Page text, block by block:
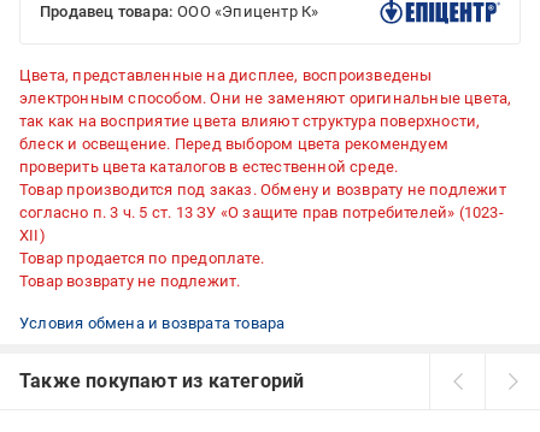
Продавец товара: ООО «Эпицентр К»
Цвета, представленные на дисплее, воспроизведены
электронным способом. Они не заменяют оригинальные цвета,
так как на восприятие цвета влияют структура поверхности,
блеск и освещение. Перед выбором цвета рекомендуем
проверить цвета каталогов в естественной среде.
Товар производится под заказ. Обмену и возврату не подлежит
согласно п. 3 ч. 5 ст. 13 ЗУ «О защите прав потребителей» (1023-
XII)
Товар продается по предоплате.
Товар возврату не подлежит.
Условия обмена и возврата товара
Также покупают из категорий